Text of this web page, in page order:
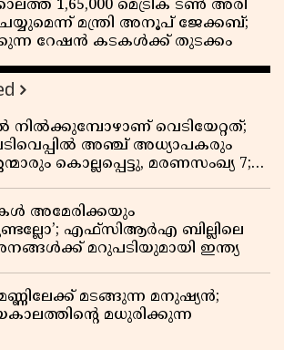
1,65,000 മെട്രിക് ടൺ അരി
മന്ത്രി അനൂപ് ജേക്കബ്;
റേഷൻ കടകൾക്ക് തുടക്കം
നിൽക്കുമ്പോഴാണ് വെടിയേറ്റത്;
അഞ്ച് അധ്യാപകരും
കൊല്ലപ്പെട്ടു, മരണസംഖ്യ 7;
അമേരിക്കയും
എഫ്സിആർഎ ബില്ലിലെ
മറുപടിയുമായി ഇന്ത്യ
മടങ്ങുന്ന മനുഷ്യൻ;
മധുരിക്കുന്ന